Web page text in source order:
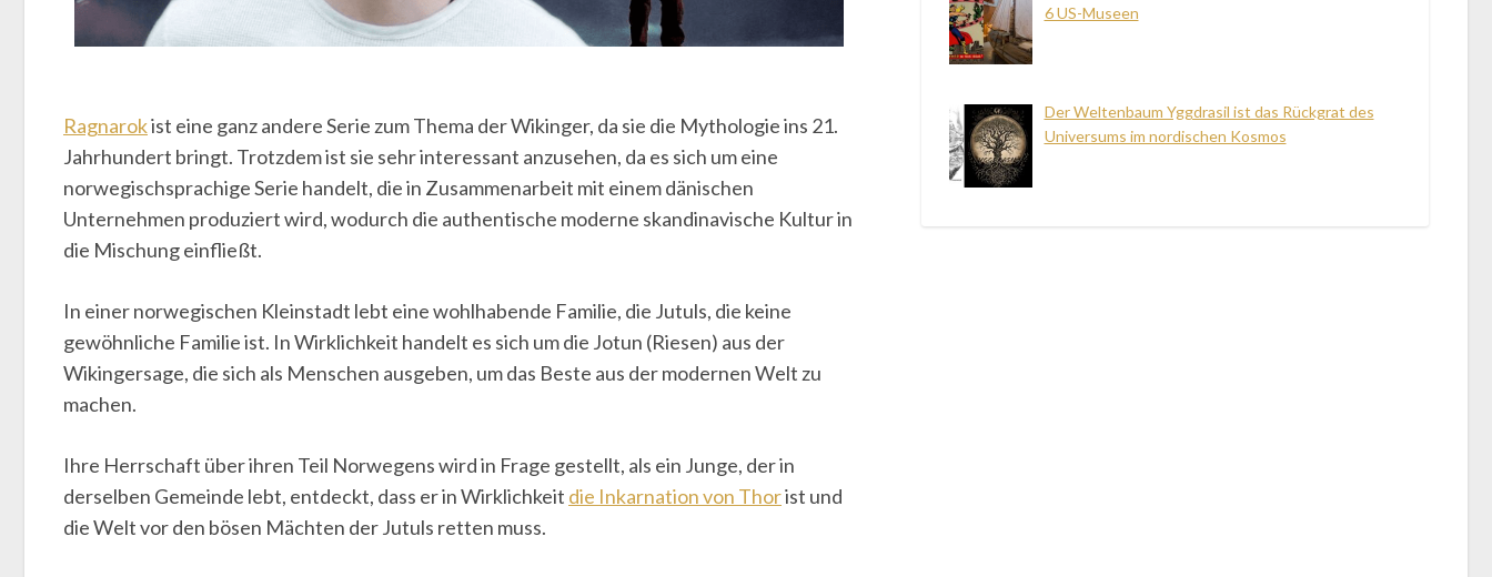
Ragnarokist eine ganz andere Serie zum Thema der Wikinger, da sie die Mythologie ins 21.
Jahrhundert bringt. Trotzdem ist sie sehr interessant anzusehen, da es sich um eine
norwegischsprachige Serie handelt, die in Zusammenarbeit mit einem dänischen
Unternehmen produziert wird, wodurch die authentische moderne skandinavische Kultur in
die Mischung einfließt.
In einer norwegischen Kleinstadt lebt eine wohlhabende Familie, die Jutuls, die keine
gewöhnliche Familie ist. In Wirklichkeit handelt es sich um die Jotun (Riesen) aus der
Wikingersage, die sich als Menschen ausgeben, um das Beste aus der modernen Welt zu
machen.
Ihre Herrschaft über ihren Teil Norwegens wird in Frage gestellt, als ein Junge, der in
derselben Gemeinde lebt, entdeckt, dass er in Wirklichkeit die Inkarnation von Thorist und
die Welt vor den bösen Mächten der Jutuls retten muss.
6 US-Museen
Der Weltenbaum Yggdrasil ist das Rückgrat des
Universums im nordischen Kosmos